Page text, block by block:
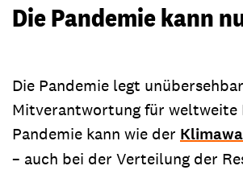
Die Pandemie kann
Die Pandemie legt
Mitverantwortung für weltweite
Pandemie kann wie der
– auch bei der Verteilung der